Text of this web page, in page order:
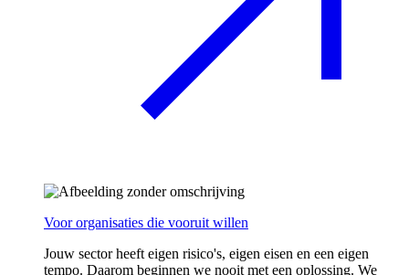
Voor organisaties die vooruit willen
Jouw sector heeft eigen risico's, eigen eisen en een eigen
tempo. Daarom beginnen we nooit met een oplossing. We